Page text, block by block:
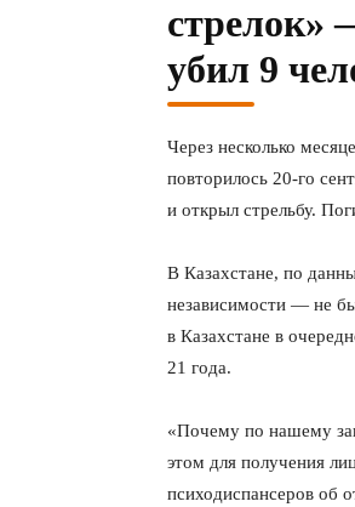
стрелок»
убил 9
Через несколько
повторилось 20-го
и открыл стрельбу.
В Казахстане, по
независимости — не
в Казахстане в
21 года.
«Почему по нашему
этом для получения
психодиспансеров об